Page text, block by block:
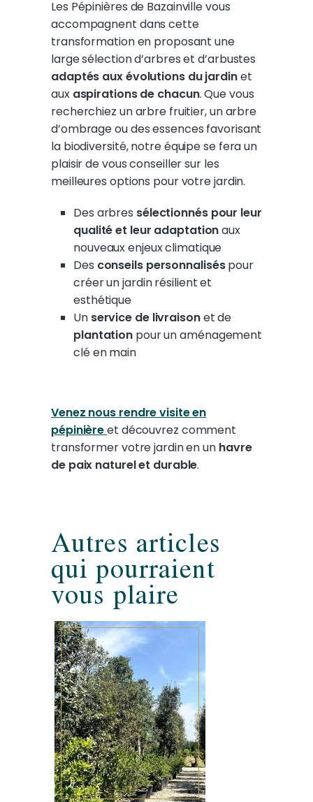
Les Pépinières de Bazainville vous
accompagnent dans cette
transformation en proposant une
large sélection d’arbres et d’arbustes
adaptés aux évolutions du jardinet
aux aspirations de chacun. Que vous
recherchiez un arbre fruitier, un arbre
d’ombrage ou des essences favorisant
la biodiversité, notre équipe se fera un
plaisir de vous conseiller sur les
meilleures options pour votre jardin.
Des arbres sélectionnés pour leur
qualité et leur adaptationaux
nouveaux enjeux climatique
Des conseils personnaliséspour
créer un jardin résilient et
esthétique
Un service de livraisonet de
plantation pour un aménagement
clé en main
Venez nous rendre visite en
pépinièreet découvrez comment
transformer votre jardin en un havre
de paix naturel et durable.
Autres articles
qui pourraient
vous plaire